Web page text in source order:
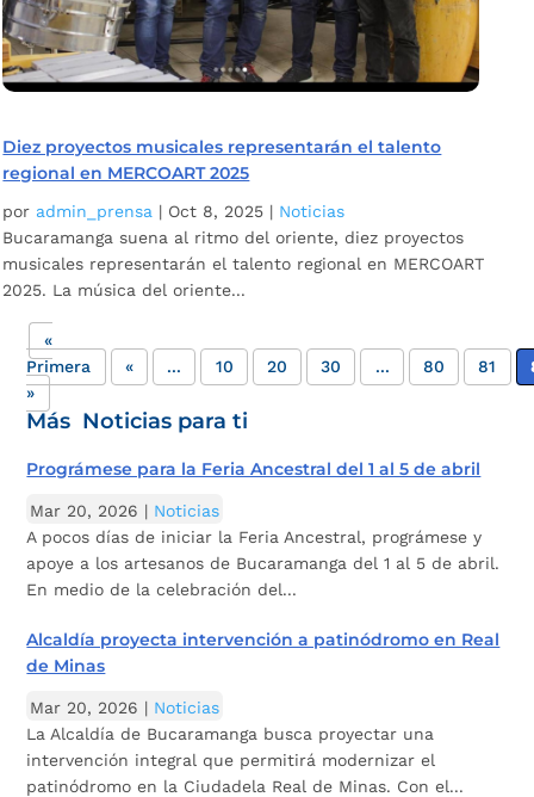
Diez proyectos musicales representarán el talento
regional en MERCOART 2025
por admin_prensa | Oct 8, 2025 | Noticias
Bucaramanga suena al ritmo del oriente, diez proyectos
musicales representarán el talento regional en MERCOART
2025. La música del oriente...
«
Primera
« ... 10 20 30 ... 80 81
»
Más Noticias para ti
Prográmese para la Feria Ancestral del 1 al 5 de abril
Mar 20, 2026 | Noticias
A pocos días de iniciar la Feria Ancestral, prográmese y
apoye a los artesanos de Bucaramanga del 1 al 5 de abril.
En medio de la celebración del...
Alcaldía proyecta intervención a patinódromo en Real
de Minas
Mar 20, 2026 | Noticias
La Alcaldía de Bucaramanga busca proyectar una
intervención integral que permitirá modernizar el
patinódromo en la Ciudadela Real de Minas. Con el...